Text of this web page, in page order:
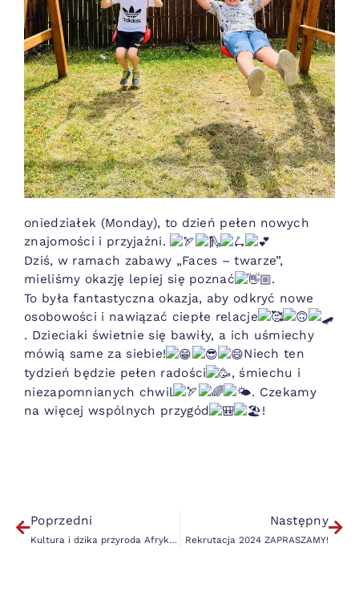
oniedziałek (Monday), to dzień pełen nowych
znajomości i przyjaźni.
Dziś, w ramach zabawy „Faces – twarze”,
mieliśmy okazję lepiej się poznać
.
To była fantastyczna okazja, aby odkryć nowe
osobowości i nawiązać ciepłe relacje
. Dzieciaki świetnie się bawiły, a ich uśmiechy
mówią same za siebie!
Niech ten
tydzień będzie pełen radości
, śmiechu i
niezapomnianych chwil
. Czekamy
na więcej wspólnych przygód
!
Poprzedni
Kultura i dzika przyroda Afryki.
Następny
Rekrutacja 2024 ZAPRASZAMY!